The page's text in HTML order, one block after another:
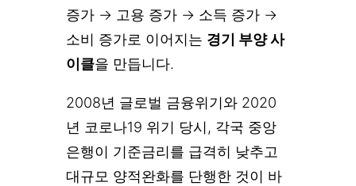
증가 → 고용 증가 → 소득 증가 →
소비 증가로 이어지는 경기 부양 사
이클을 만듭니다.
2008년 글로벌 금융위기와 2020
년 코로나19 위기 당시, 각국 중앙
은행이 기준금리를 급격히 낮추고
대규모 양적완화를 단행한 것이 바